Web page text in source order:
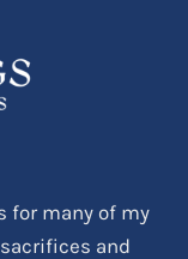
for many of my
and